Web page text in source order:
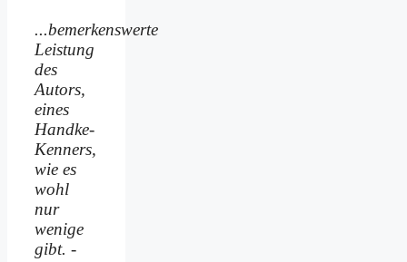
...bemerkenswerte
Leistung
des
Autors,
eines
Handke-
Kenners,
wie es
wohl
nur
wenige
gibt. -